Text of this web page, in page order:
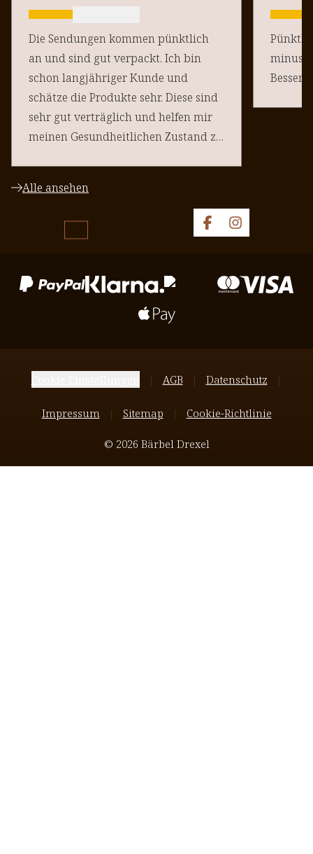
Die Sendungen kommen pünktlich
an und sind gut verpackt. Ich bin
schon langjähriger Kunde und
schätze die Produkte sehr. Diese sind
sehr gut verträglich und helfen mir
meinen Gesundheitlichen Zustand zu
Pünktlich
minus
Alle ansehen
AGB Datenschutz
Impressum Sitemap Cookie-Richtlinie
© 2026 Bärbel Drexel